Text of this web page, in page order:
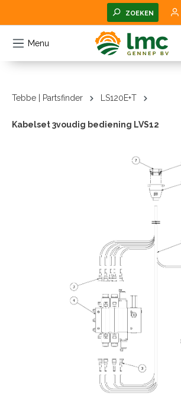
ZOEKEN
Menu
Tebbe | Partsfinder LS120E+T
Kabelset 3voudig bediening LVS12